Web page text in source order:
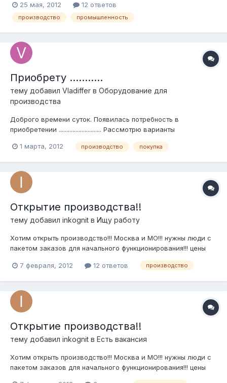
заказов, поступающих на производство; подготовка рабочей
документации; контроль технологического процесса,
25 мая, 2012 12 ответов
производство промышленность
Приобрету ...........
тему добавил Vladiffer в Оборудование для
производства
Доброго времени суток. Появилась потребность в
приобретении ............................ Рассмотрю варианты
помощь. Помощь можете найти тут: http://tybet3market.ru/
1 марта, 2012 производство покупка
Открытие производства!!
тему добавил inkognit в Ищу работу
Хотим открыть производство!!! Москва и МО!!! нужны люди с
пакетом заказов для начального функционирования!!! цены
7 февраля, 2012
12 ответов производство
Открытие производства!!
тему добавил inkognit в Есть вакансия
Хотим открыть производство!!! Москва и МО!!! нужны люди с
пакетом заказов для начального функционирования!!! цены